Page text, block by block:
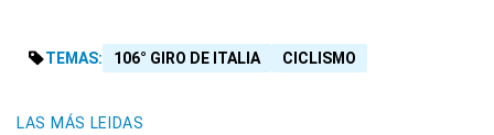
TEMAS: 106° GIRO DE ITALIA CICLISMO
LAS MÁS LEIDAS